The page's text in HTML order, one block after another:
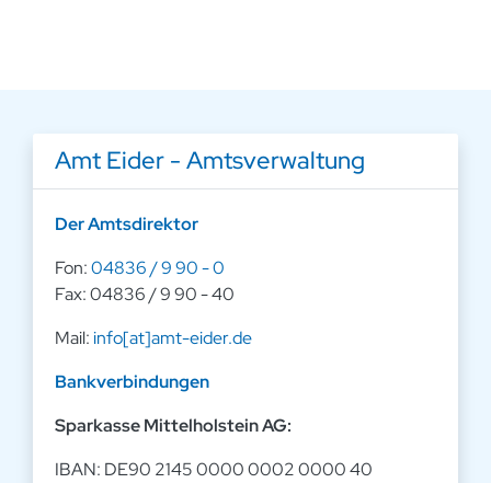
Amt Eider - Amtsverwaltung
Der Amtsdirektor
Fon:04836 / 9 90 - 0
Fax: 04836 / 9 90 - 40
Mail:info[at]amt-eider.de
Bankverbindungen
Sparkasse Mittelholstein AG:
IBAN: DE90 2145 0000 0002 0000 40